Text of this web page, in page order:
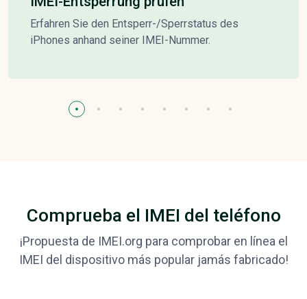
Erfahren Sie den Entsperr-/Sperrstatus des
iPhones anhand seiner IMEI-Nummer.
Comprueba el IMEI del teléfono
¡Propuesta de IMEI.org para comprobar en línea el
IMEI del dispositivo más popular jamás fabricado!